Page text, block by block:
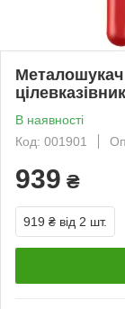
В наявності
Код: 001901
939 ₴
919 ₴ від 2 шт.